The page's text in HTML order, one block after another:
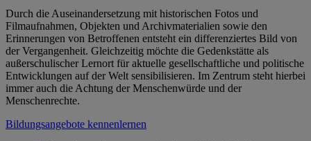
Durch die Auseinandersetzung mit historischen Fotos und
Filmaufnahmen, Objekten und Archivmaterialien sowie den
Erinnerungen von Betroffenen entsteht ein differenziertes Bild von
der Vergangenheit. Gleichzeitig möchte die Gedenkstätte als
außerschulischer Lernort für aktuelle gesellschaftliche und politische
Entwicklungen auf der Welt sensibilisieren. Im Zentrum steht hierbei
immer auch die Achtung der Menschenwürde und der
Menschenrechte.
Bildungsangebote kennenlernen